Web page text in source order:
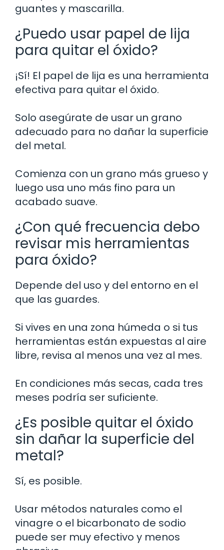
guantes y mascarilla.
¿Puedo usar papel de lija
para quitar el óxido?
¡Sí! El papel de lija es una herramienta
efectiva para quitar el óxido.
Solo asegúrate de usar un grano
adecuado para no dañar la superficie
del metal.
Comienza con un grano más grueso y
luego usa uno más fino para un
acabado suave.
¿Con qué frecuencia debo
revisar mis herramientas
para óxido?
Depende del uso y del entorno en el
que las guardes.
Si vives en una zona húmeda o si tus
herramientas están expuestas al aire
libre, revisa al menos una vez al mes.
En condiciones más secas, cada tres
meses podría ser suficiente.
¿Es posible quitar el óxido
sin dañar la superficie del
metal?
Sí, es posible.
Usar métodos naturales como el
vinagre o el bicarbonato de sodio
puede ser muy efectivo y menos